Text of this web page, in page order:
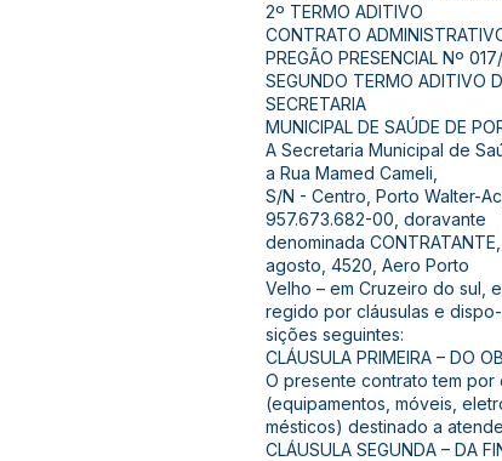
2º TERMO ADITIVO
CONTRATO
PREGÃO PRESENCIAL Nº
SEGUNDO TERMO ADITIVO
SECRETARIA
MUNICIPAL DE SAÚDE DE
A Secretaria Municipal de
a Rua Mamed Cameli,
S/N - Centro, Porto Walter-
957.673.682-00, doravante
denominada
agosto, 4520, Aero Porto
Velho – em Cruzeiro do sul,
regido por cláusulas e dispo-
sições seguintes:
CLÁUSULA PRIMEIRA – DO
O presente contrato tem
(equipamentos, móveis,
mésticos) destinado a
CLÁUSULA SEGUNDA – DA